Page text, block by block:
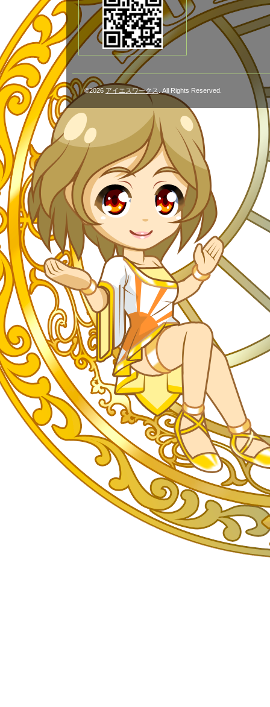
©2026 アイエスワークス . All Rights Reserved.